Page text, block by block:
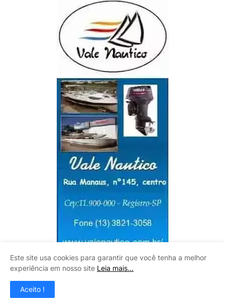
VIVEIRO BOA ESPERANÇA
Este site usa cookies para garantir que você tenha a melhor
experiência em nosso site Leia mais...
Aceito !